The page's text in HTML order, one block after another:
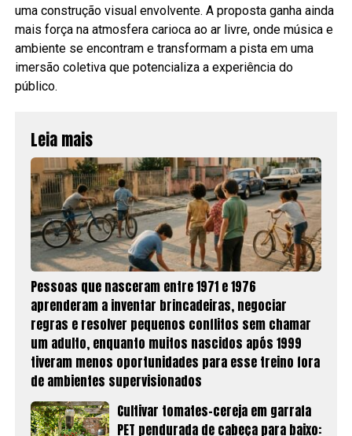
uma construção visual envolvente. A proposta ganha ainda
mais força na atmosfera carioca ao ar livre, onde música e
ambiente se encontram e transformam a pista em uma
imersão coletiva que potencializa a experiência do
público.
Leia mais
Pessoas que nasceram entre 1971 e 1976
aprenderam a inventar brincadeiras, negociar
regras e resolver pequenos conflitos sem chamar
um adulto, enquanto muitos nascidos após 1999
tiveram menos oportunidades para esse treino fora
de ambientes supervisionados
Cultivar tomates-cereja em garrafa
PET pendurada de cabeça para baixo: